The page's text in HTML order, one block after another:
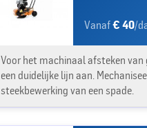
Vanaf€ 40/
Voor het machinaal afsteken
een duidelijke lijn aan.
steekbewerking van een spade.